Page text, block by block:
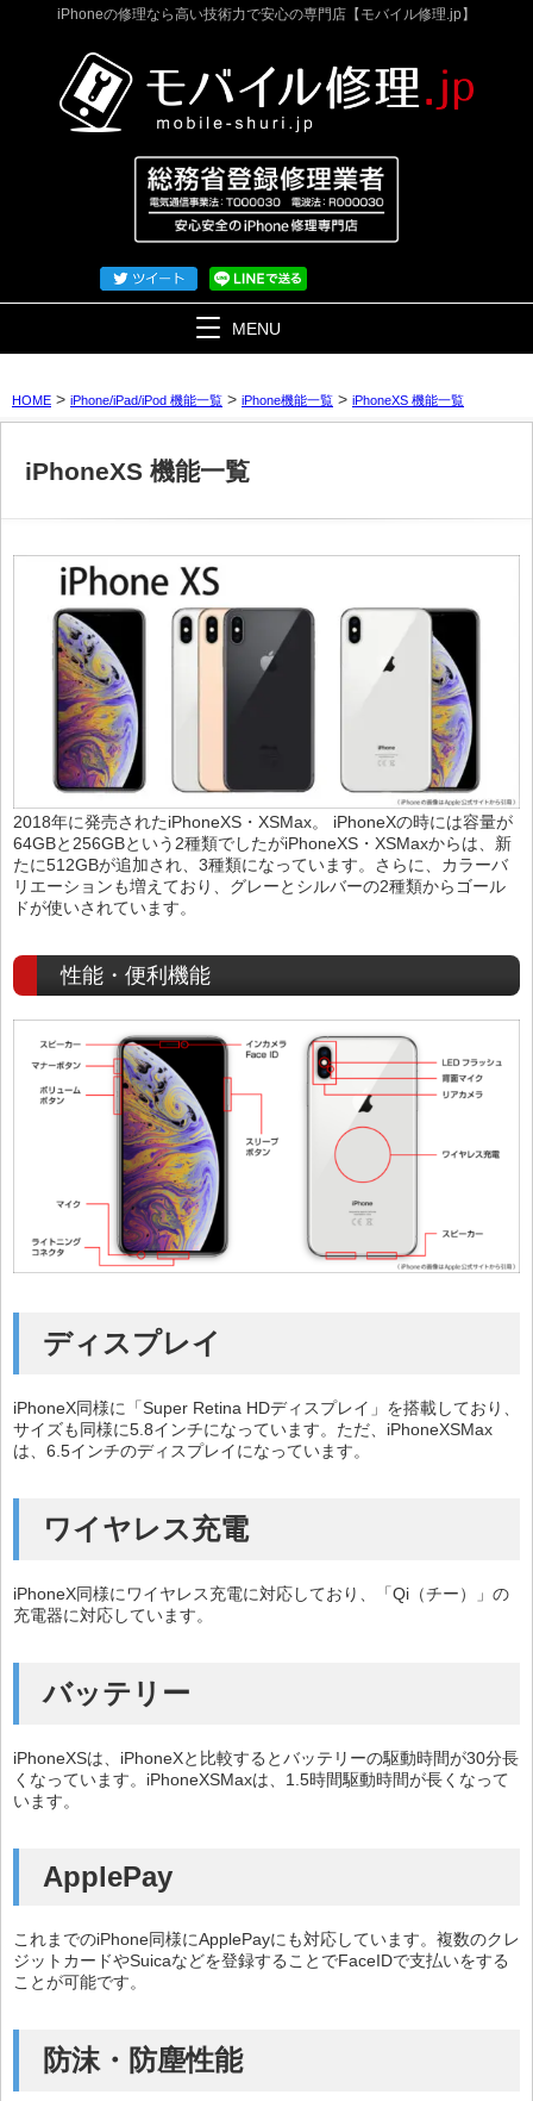
iPhoneの修理なら高い技術力で安心の専門店【モバイル修理.jp】
MENU
HOME > iPhone/iPad/iPod 機能一覧 > iPhone機能一覧 > iPhoneXS 機能一覧
iPhoneXS 機能一覧
2018年に発売されたiPhoneXS・XSMax。 iPhoneXの時には容量が
64GBと256GBという2種類でしたがiPhoneXS・XSMaxからは、新
たに512GBが追加され、3種類になっています。さらに、カラーバ
リエーションも増えており、グレーとシルバーの2種類からゴール
ドが使いされています。
性能・便利機能
ディスプレイ
iPhoneX同様に「Super Retina HDディスプレイ」を搭載しており、
サイズも同様に5.8インチになっています。ただ、iPhoneXSMax
は、6.5インチのディスプレイになっています。
ワイヤレス充電
iPhoneX同様にワイヤレス充電に対応しており、「Qi（チー）」の
充電器に対応しています。
バッテリー
iPhoneXSは、iPhoneXと比較するとバッテリーの駆動時間が30分長
くなっています。iPhoneXSMaxは、1.5時間駆動時間が長くなって
います。
ApplePay
これまでのiPhone同様にApplePayにも対応しています。複数のクレ
ジットカードやSuicaなどを登録することでFaceIDで支払いをする
ことが可能です。
防沫・防塵性能